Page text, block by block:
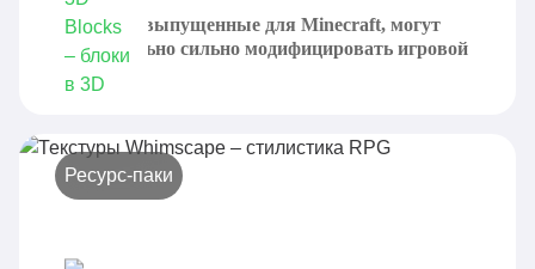
Текстуры, выпущенные для Minecraft, могут
действительно сильно модифицировать игровой
процесс...
Ресурс-паки